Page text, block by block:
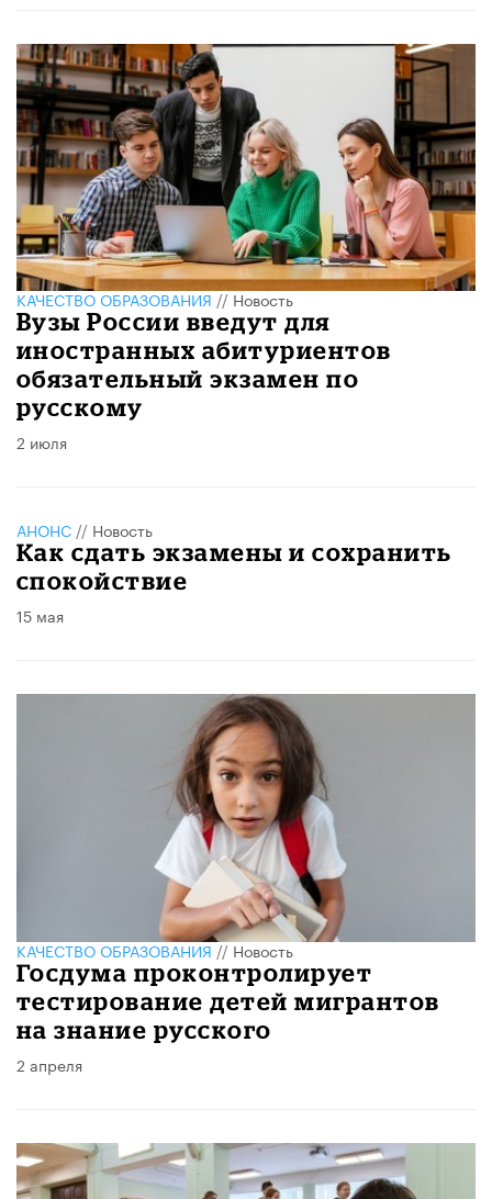
КАЧЕСТВО ОБРАЗОВАНИЯ//Новость
Вузы России введут для
иностранных абитуриентов
обязательный экзамен по
русскому
2 июля
АНОНС // Новость
​Как сдать экзамены и сохранить
спокойствие
15 мая
КАЧЕСТВО ОБРАЗОВАНИЯ//Новость
Госдума проконтролирует
тестирование детей мигрантов
на знание русского
2 апреля